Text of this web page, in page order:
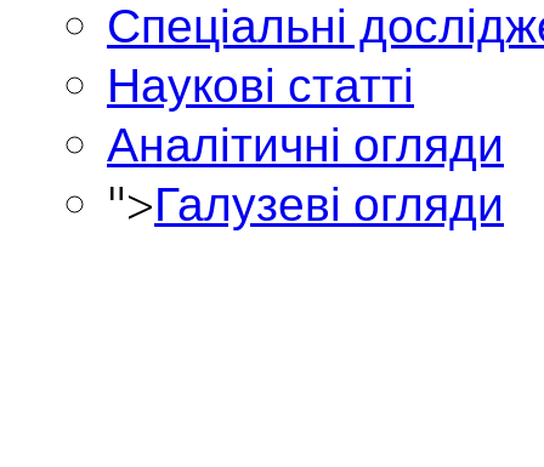
Спеціальні
Наукові статті
Аналітичні огляди
">Галузеві огляди